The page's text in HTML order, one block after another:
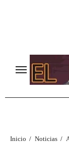
Inicio Noticias